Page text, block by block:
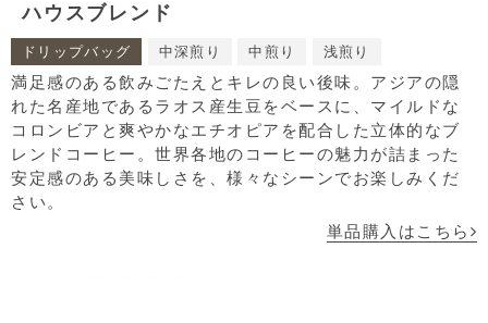
ハウスブレンド
ドリップバッグ 中深煎り 中煎り 浅煎り
満足感のある飲みごたえとキレの良い後味。アジアの隠
れた名産地であるラオス産生豆をベースに、マイルドな
コロンビアと爽やかなエチオピアを配合した立体的なブ
レンドコーヒー。世界各地のコーヒーの魅力が詰まった
安定感のある美味しさを、様々なシーンでお楽しみくだ
さい。
単品購入はこちら